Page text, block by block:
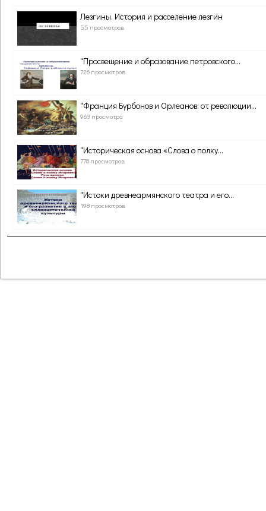
Лезгины. История и расселение лезгин
55 просмотров
"Просвещение и образование петровского...
726 просмотров
"Франция Бурбонов и Орлеанов: от революции...
963 просмотра
"Историческая основа «Слова о полку...
778 просмотров
"Истоки древнеармянского театра и его...
198 просмотров